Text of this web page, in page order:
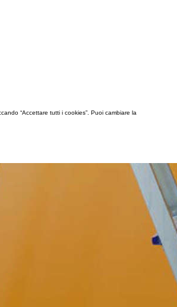
“Accettare tutti i cookies”. Puoi cambiare la